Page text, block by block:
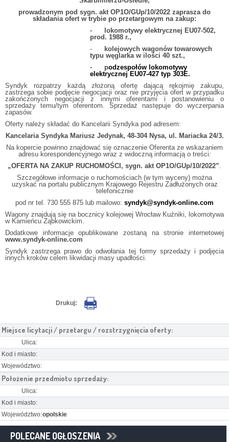
prowadzonym pod sygn. akt OP1O/GUp/10/2022 zaprasza do
składania ofert w trybie po przetargowym na zakup:
- lokomotywy elektrycznej EU07-502,
prod. 1988 r.,
- kolejowych wagonów towarowych
typu węglarka w ilości 40 szt.,
- podzespołów lokomotywy
elektrycznej EU07-427 typ 303E.
Syndyk rozpatrzy każdą złożoną ofertę dającą rękojmię zakupu,
zastrzega sobie podjęcie negocjacji oraz nie przyjęcia ofert w przypadku
zakończonych negocjacji z innymi oferentami i postanowieniu o
sprzedaży temu/tym oferentom. Sprzedaż następuje do wyczerpania
zapasów.
Oferty należy składać do Kancelarii Syndyka pod adresem:
Kancelaria Syndyka Mariusz Jedynak, 48-304 Nysa, ul. Mariacka 24/3.
Na kopercie powinno znajdować się oznaczenie Oferenta ze wskazaniem
adresu korespondencyjnego wraz z widoczną informacją o treści:
„OFERTA NA ZAKUP RUCHOMOŚCI, sygn. akt OP1O/GUp/10/2022”
Szczegółowe informacje o ruchomościach (w tym wyceny) można
uzyskać na portalu publicznym Krajowego Rejestru Zadłużonych oraz
telefonicznie
pod nr tel. 730 555 875 lub mailowo: syndyk@syndyk-online.com
Wagony znajdują się na bocznicy kolejowej Wrocław Kuźniki, lokomotywa
w Kamieńcu Ząbkowickim.
Dodatkowe informacje opublikowane zostaną na stronie internetowej
www.syndyk-online.com
Syndyk zastrzega prawo do odwołania tej formy sprzedaży i podjęcia
innych kroków celem likwidacji masy upadłości.
Drukuj:
Miejsce licytacji / przetargu / rozstrzygnięcia oferty:
Ulica:
Kod i miasto:
Województwo:
Położenie przedmiotu sprzedaży:
Ulica:
Kod i miasto:
Województwo:opolskie
POLECANE OGŁOSZENIA